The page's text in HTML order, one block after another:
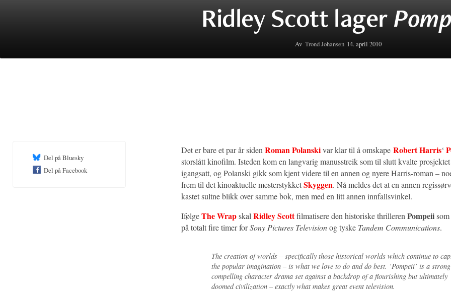
Ridley Scott lager
Av Trond Johansen 14. april 2010
Det er bare et par år siden Roman Polanskivar klar til å omskape Robert Harris‘
storslått kinofilm. Isteden kom en langvarig manusstreik som til slutt kvalte
igangsatt, og Polanski gikk som kjent videre til en annen og nyere Harris-roman –
frem til det kinoaktuelle mesterstykketSkyggen. Nå meldes det at en annen
kastet sultne blikk over samme bok, men med en litt annen innfallsvinkel.
IfølgeThe Wrapskal Ridley Scottfilmatisere den historiske thrilleren Pompeii
på totalt fire timer forSony Pictures Televisionog tyske Tandem Communications.
The creation of worlds – specifically those historical worlds which continue to
the popular imagination – is what we love to do and do best. ‘Pompeii’ is a
compelling character drama set against a backdrop of a flourishing but ultimately
doomed civilization – exactly what makes great event television.
Del på Bluesky
Del på Facebook